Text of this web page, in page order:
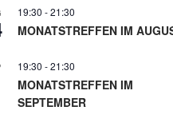
19:30 -21:30
MONATSTREFFEN IM
19:30 -21:30
MONATSTREFFEN IM
SEPTEMBER